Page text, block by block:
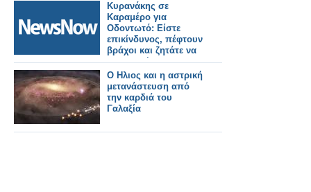
Κυρανάκης σε
Καραμέρο για
Οδοντωτό: Είστε
επικίνδυνος, πέφτουν
βράχοι και ζητάτε να
τον κρατήσουμε
ανοιχτό.
Ο Ηλιος και η αστρική
μετανάστευση από
την καρδιά του
Γαλαξία